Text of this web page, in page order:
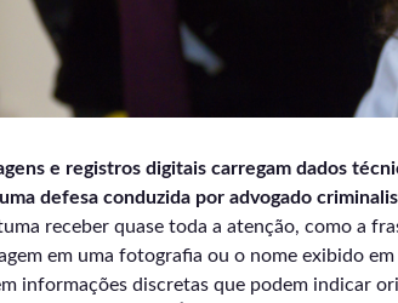
e registros digitais carregam dados
defesa conduzida por advogado
receber quase toda a atenção, como a
em uma fotografia ou o nome exibido
informações discretas que podem indicar